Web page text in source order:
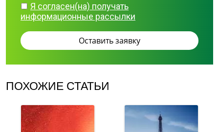
Я согласен(на) получать
информационные рассылки
ПОХОЖИЕ СТАТЬИ